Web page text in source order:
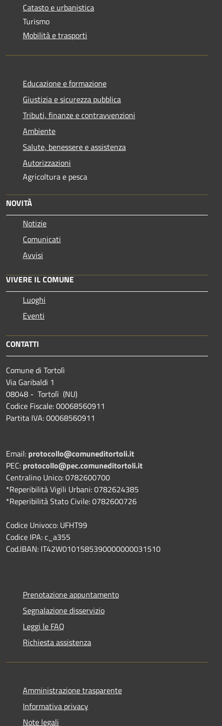
Catasto e urbanistica
Turismo
Mobilità e trasporti
Educazione e formazione
Giustizia e sicurezza pubblica
Tributi, finanze e contravvenzioni
Ambiente
Salute, benessere e assistenza
Autorizzazioni
Agricoltura e pesca
NOVITÀ
Notizie
Comunicati
Avvisi
VIVERE IL COMUNE
Luoghi
Eventi
CONTATTI
Comune di Tortolì
Via Garibaldi 1
08048 - Tortolì (NU)
Codice Fiscale: 00068560911
Partita IVA: 00068560911
Email: protocollo@comuneditortoli.it
PEC: protocollo@pec.comuneditortoli.it
Centralino Unico: 0782600700
*Reperibilità Vigili Urbani: 0782624385
*Reperibilità Stato Civile: 0782600726
Codice Univoco: UFHT99
Codice IPA: c_a355
Cod.IBAN: IT42W0101585390000000031510
Prenotazione appuntamento
Segnalazione disservizio
Leggi le FAQ
Richiesta assistenza
Amministrazione trasparente
Informativa privacy
Note legali